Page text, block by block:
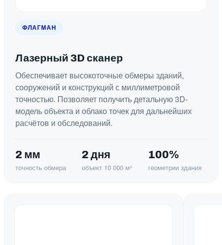
ФЛАГМАН
Лазерный 3D сканер
Обеспечивает высокоточные обмеры зданий,
сооружений и конструкций с миллиметровой
точностью. Позволяет получить детальную 3D-
модель объекта и облако точек для дальнейших
расчётов и обследований.
2 мм
точность обмера
2 дня
объект 10 000 м²
100%
геометрии здания